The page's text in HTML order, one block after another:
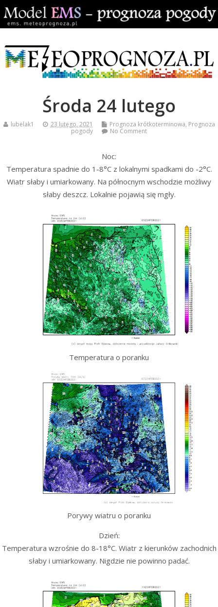
Środa 24 lutego
lubelak1 23 lutego, 2021 Prognoza krótkoterminowa, Prognoza
pogody
No Comment
Noc:
Temperatura spadnie do 1-8°C z lokalnymi spadkami do -2°C.
Wiatr słaby i umiarkowany. Na północnym wschodzie możliwy
słaby deszcz. Lokalnie pojawią się mgły.
Temperatura o poranku
Porywy wiatru o poranku
Dzień:
Temperatura wzrośnie do 8-18°C. Wiatr z kierunków zachodnich
słaby i umiarkowany. Nigdzie nie powinno padać.